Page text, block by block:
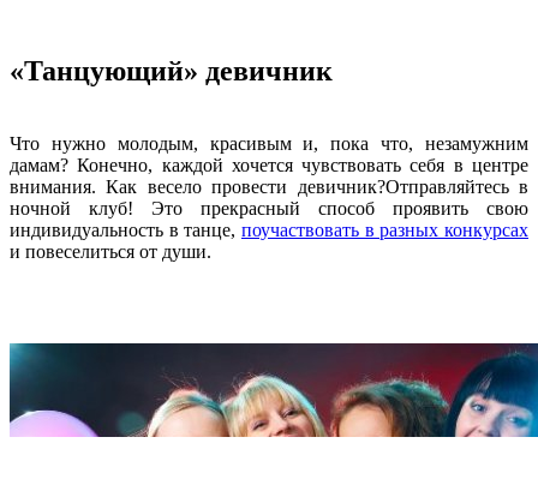
«Танцующий» девичник
Что нужно молодым, красивым и, пока что, незамужним
дамам? Конечно, каждой хочется чувствовать себя в центре
внимания. Как весело провести девичник?Отправляйтесь в
ночной клуб! Это прекрасный способ проявить свою
индивидуальность в танце, поучаствовать в разных конкурсах
и повеселиться от души.